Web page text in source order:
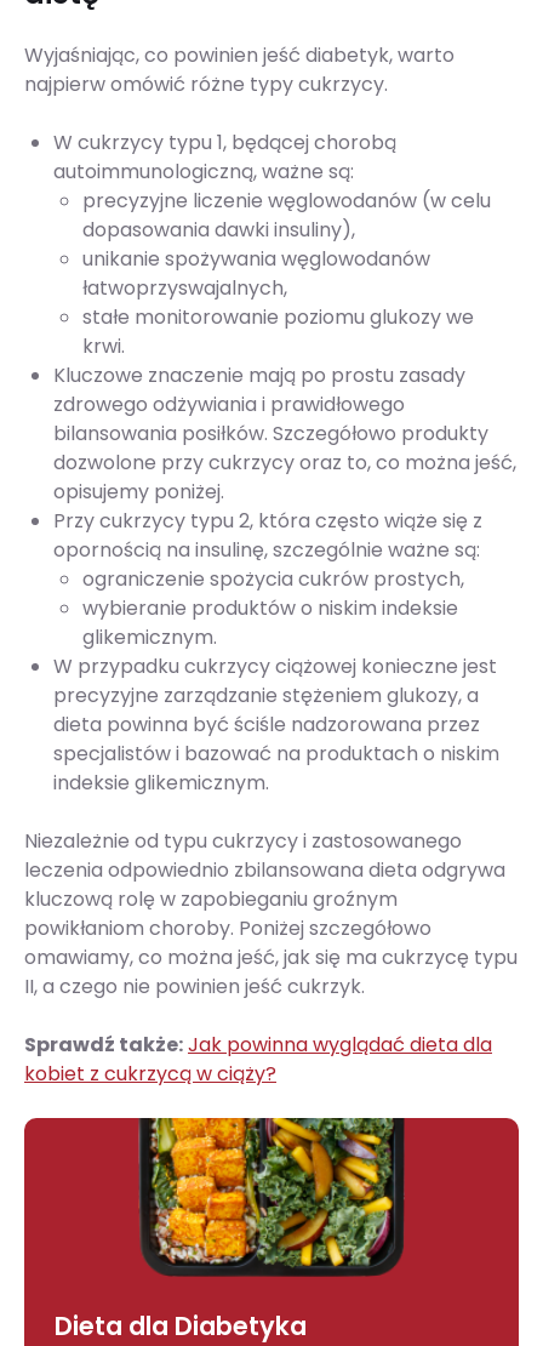
Wyjaśniając, co powinien jeść diabetyk, warto
najpierw omówić różne typy cukrzycy.
W cukrzycy typu 1, będącej chorobą
autoimmunologiczną, ważne są:
precyzyjne liczenie węglowodanów (w celu
dopasowania dawki insuliny),
unikanie spożywania węglowodanów
łatwoprzyswajalnych,
stałe monitorowanie poziomu glukozy we
krwi.
Kluczowe znaczenie mają po prostu zasady
zdrowego odżywiania i prawidłowego
bilansowania posiłków. Szczegółowo produkty
dozwolone przy cukrzycy oraz to, co można jeść,
opisujemy poniżej.
Przy cukrzycy typu 2, która często wiąże się z
opornością na insulinę, szczególnie ważne są:
ograniczenie spożycia cukrów prostych,
wybieranie produktów o niskim indeksie
glikemicznym.
W przypadku cukrzycy ciążowej konieczne jest
precyzyjne zarządzanie stężeniem glukozy, a
dieta powinna być ściśle nadzorowana przez
specjalistów i bazować na produktach o niskim
indeksie glikemicznym.
Niezależnie od typu cukrzycy i zastosowanego
leczenia odpowiednio zbilansowana dieta odgrywa
kluczową rolę w zapobieganiu groźnym
powikłaniom choroby. Poniżej szczegółowo
omawiamy, co można jeść, jak się ma cukrzycę typu
II, a czego nie powinien jeść cukrzyk.
Sprawdź także:Jak powinna wyglądać dieta dla
kobiet z cukrzycą w ciąży?
Dieta dla Diabetyka